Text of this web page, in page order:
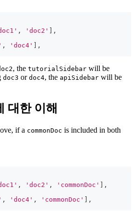
, 'doc2'
,
, 'doc4'
,
, the tutorialSidebar will be
doc3 or doc4, the apiSidebar will be
대한 이해
if a commonDoc is included in both
, 'doc2' , 'commonDoc'
,
, 'doc4' , 'commonDoc'
,